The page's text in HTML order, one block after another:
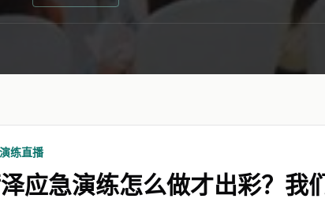
练直播
应急演练怎么做才出彩？我